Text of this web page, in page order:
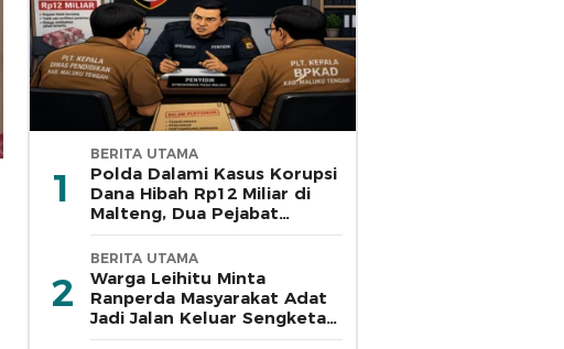
1
BERITA UTAMA
Polda Dalami Kasus Korupsi
Dana Hibah Rp12 Miliar di
Malteng, Dua Pejabat
Pemkab Diperiksa
2
BERITA UTAMA
Warga Leihitu Minta
Ranperda Masyarakat Adat
Jadi Jalan Keluar Sengketa
Enam Dusun Tanjung Sial